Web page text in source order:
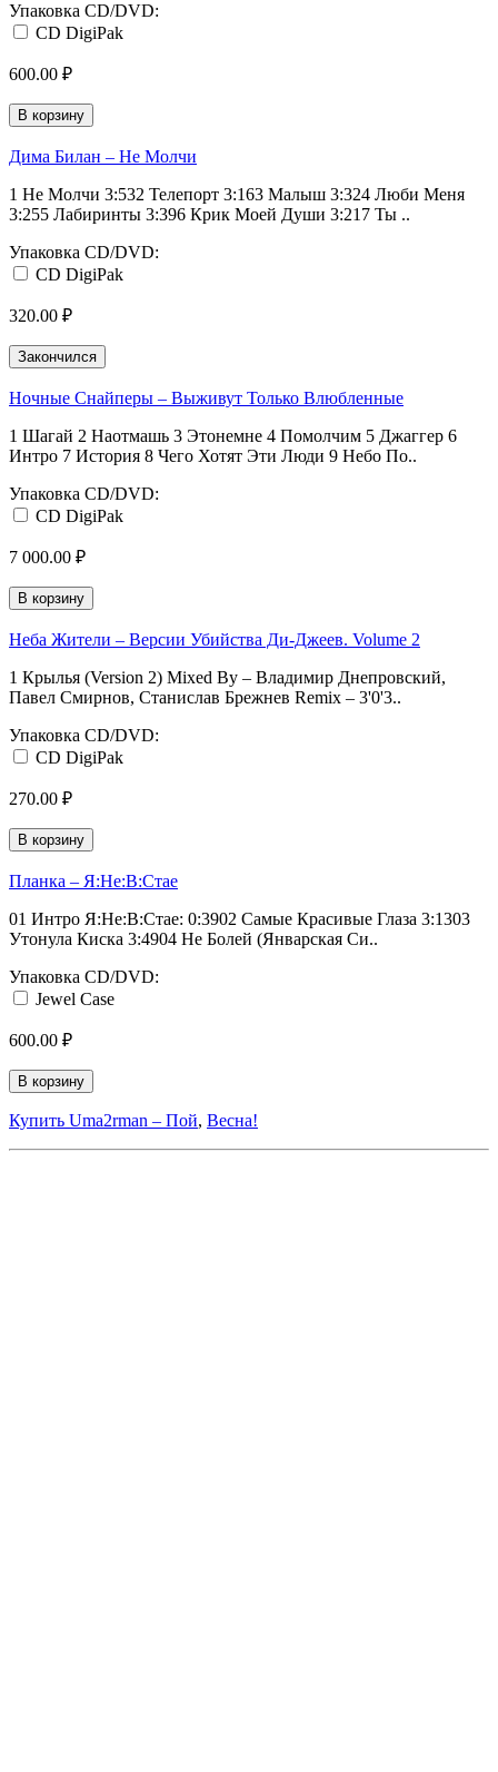
Упаковка CD/DVD:
CD DigiPak
600.00 ₽
В корзину
Дима Билан ‎– Не Молчи
1 Не Молчи 3:532 Телепорт 3:163 Малыш 3:324 Люби Меня
3:255 Лабиринты 3:396 Крик Моей Души 3:217 Ты ..
Упаковка CD/DVD:
CD DigiPak
320.00 ₽
Закончился
Ночные Снайперы ‎– Выживут Только Влюбленные
1 Шагай 2 Наотмашь 3 Этонемне 4 Помолчим 5 Джаггер 6
Интро 7 История 8 Чего Хотят Эти Люди 9 Небо По..
Упаковка CD/DVD:
CD DigiPak
7 000.00 ₽
В корзину
Неба Жители ‎– Версии Убийства Ди-Джеев. Volume 2
1 Крылья (Version 2) Mixed By – Владимир Днепровский,
Павел Смирнов, Станислав Брежнев Remix – 3'0'3..
Упаковка CD/DVD:
CD DigiPak
270.00 ₽
В корзину
Планка ‎– Я:Не:В:Стае
01 Интро Я:Не:В:Стае: 0:3902 Самые Красивые Глаза 3:1303
Утонула Киска 3:4904 Не Болей (Январская Си..
Упаковка CD/DVD:
Jewel Case
600.00 ₽
В корзину
Купить Uma2rman ‎– Пой, Весна!